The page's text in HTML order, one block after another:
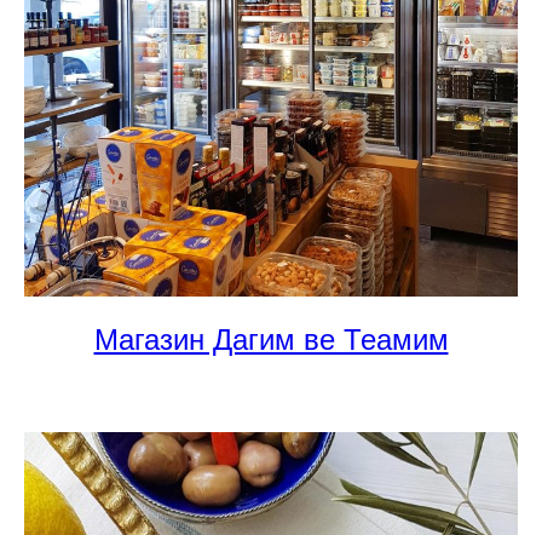
Магазин Дагим ве Теамим